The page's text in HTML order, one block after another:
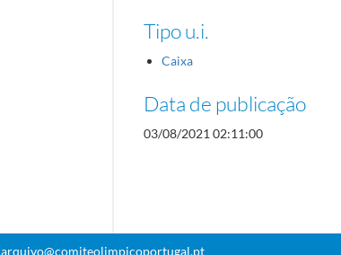
Tipo u.i.
Caixa
Data de publicação
03/08/2021 02:11:00
arquivo@comiteolimpicoportugal.pt